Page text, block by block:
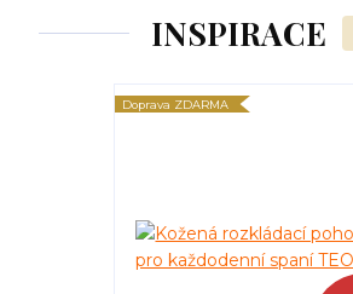
INSPIRACE
Doprava ZDARMA